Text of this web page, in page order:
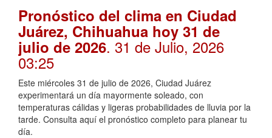
Pronóstico del clima en Ciudad
Juárez, Chihuahua hoy 31 de
julio de 2026. 31 de Julio, 2026
03:25
Este miércoles 31 de julio de 2026, Ciudad Juárez
experimentará un día mayormente soleado, con
temperaturas cálidas y ligeras probabilidades de lluvia por la
tarde. Consulta aquí el pronóstico completo para planear tu
día.